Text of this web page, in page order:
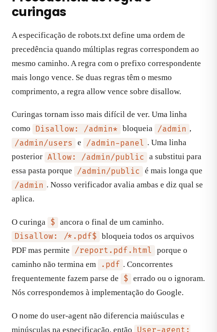
curingas
A especificação de robots.txt define uma ordem de
precedência quando múltiplas regras correspondem ao
mesmo caminho. A regra com o prefixo correspondente
mais longo vence. Se duas regras têm o mesmo
comprimento, a regra allow vence sobre disallow.
Curingas tornam isso mais difícil de ver. Uma linha
como
Disallow: /admin* bloqueia /admin ,
/admin/users
e /admin-panel . Uma linha
posterior Allow: /admin/public
a substitui para
essa pasta porque
/admin/public
é mais longa que
/admin . Nosso verificador avalia ambas e diz qual se
aplica.
O curinga $ ancora o final de um caminho.
Disallow: /*.pdf$ bloqueia todos os arquivos
PDF mas permite
/report.pdf.html
porque o
caminho não termina em
.pdf . Concorrentes
frequentemente fazem parse de
$ errado ou o ignoram.
Nós correspondemos à implementação do Google.
O nome do user-agent não diferencia maiúsculas e
minúsculas na especificação, então